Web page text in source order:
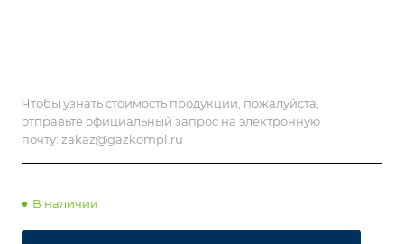
Чтобы узнать стоимость продукции, пожалуйста,
отправьте официальный запрос на электронную
почту: zakaz@gazkompl.ru
В наличии